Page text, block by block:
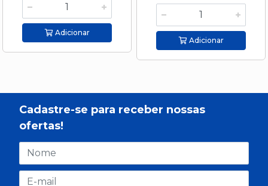
Adicionar
Adicionar
Cadastre-se para receber nossas
ofertas!